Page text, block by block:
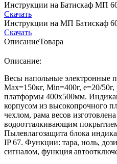
Инструкции на Батискаф МП
Скачать
Инструкции на МП Батискаф
Скачать
ОписаниеТовара
Описание:
Весы напольные электронные
Мах=150кг, Min=400г, е=20/
платформы 400х500мм.
корпусом из высокопрочного
чехлом, рама весов
водоотталкивающим
Пылевлагозащита блока
IP 67. Функции: тара, ноль,
сигналом, функция